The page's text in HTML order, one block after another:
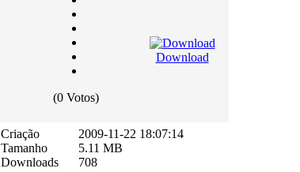
(0 Votos)
Download
Criação
Tamanho
Downloads
2009-11-22 18:07:14
5.11 MB
708